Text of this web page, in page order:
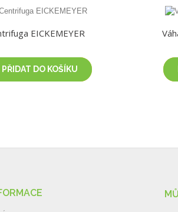
EICKEMEYER
PŘIDAT DO KOŠÍKU